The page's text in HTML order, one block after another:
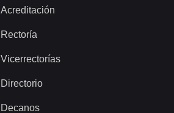
Acreditación
Rectoría
Vicerrectorías
Directorio
Decanos